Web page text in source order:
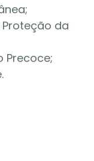
da
Precoce;